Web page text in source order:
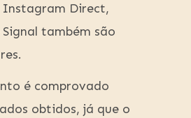
Instagram Direct,
também são
é comprovado
obtidos, já que o